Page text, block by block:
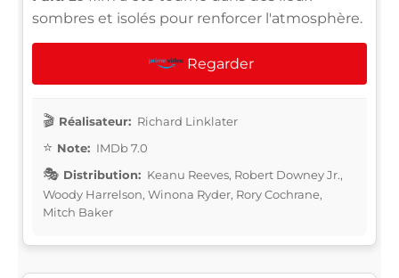
sombres et isolés pour renforcer l'atmosphère.
Regarder
Réalisateur: Richard Linklater
Note: IMDb 7.0
Distribution: Keanu Reeves, Robert Downey Jr.,
Woody Harrelson, Winona Ryder, Rory Cochrane,
Mitch Baker